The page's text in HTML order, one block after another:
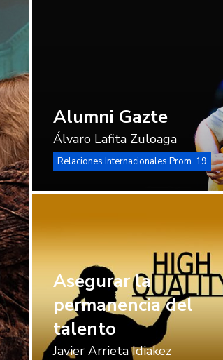
Alumni Gazte
Álvaro Lafita Zuloaga
Relaciones Internacionales Prom. 19
permanencia
del
talento
Asegurar la
permanencia del
talento
Javier Arrieta Idiakez